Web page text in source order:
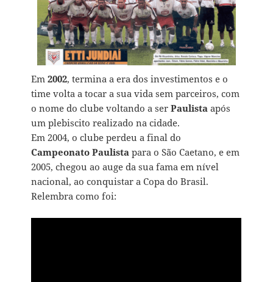
Em2002, termina a era dos investimentos e o
time volta a tocar a sua vida sem parceiros, com
o nome do clube voltando a serPaulistaapós
um plebiscito realizado na cidade.
Em 2004, o clube perdeu a final do
Campeonato Paulista para o São Caetano, e em
2005, chegou ao auge da sua fama em nível
nacional, ao conquistar a Copa do Brasil.
Relembra como foi: